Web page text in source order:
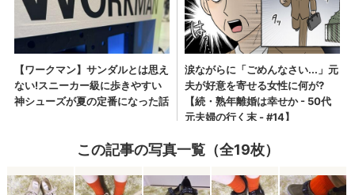
この記事の写真一覧（全19枚）